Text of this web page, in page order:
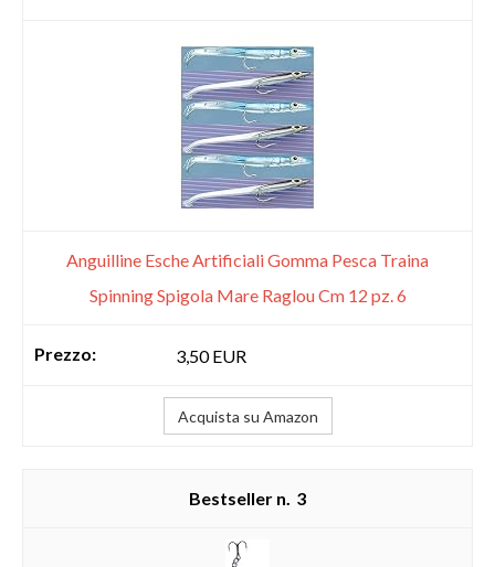
Anguilline Esche Artificiali Gomma Pesca Traina
Spinning Spigola Mare Raglou Cm 12 pz. 6
3,50 EUR
Acquista su Amazon
3